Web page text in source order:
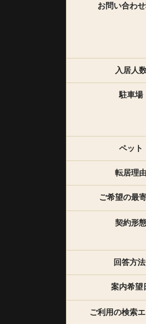
お問い合わ
入居人
駐車場
ペット
転居理由
ご希望の最
契約形
回答方法
案内希望
ご利用の検索